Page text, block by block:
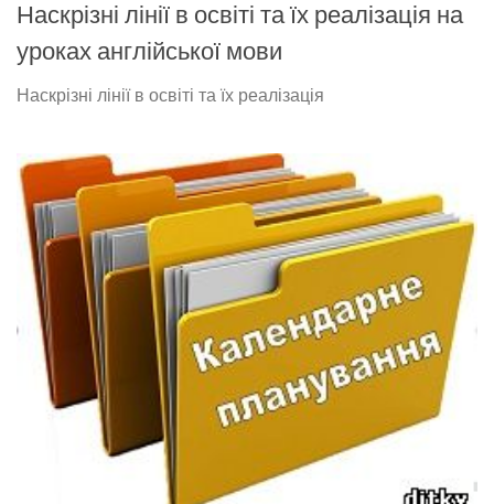
Наскрізні лінії в освіті та їх реалізація на
уроках англійської мови
Наскрізні лінії в освіті та їх реалізація